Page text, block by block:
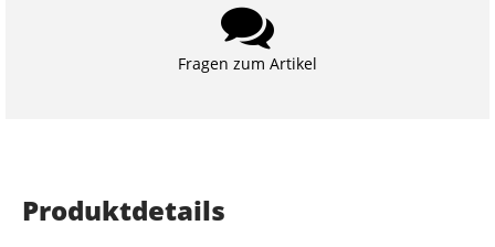
Fragen zum Artikel
Produktdetails